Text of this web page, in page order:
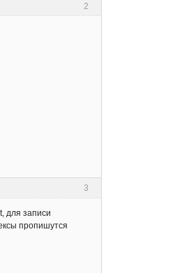
2
3
для записи
пропишутся